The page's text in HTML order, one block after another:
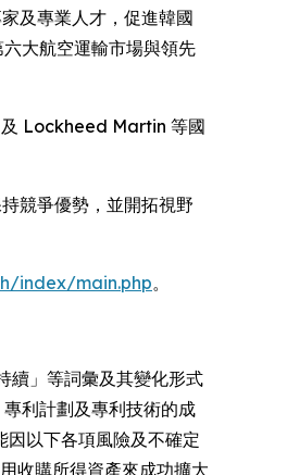
及專業人才，促進韓國
大航空運輸市場與領先
及 Lockheed Martin 等國
競爭優勢，並開拓視野
index/main.php。
續」等詞彙及其變化形式
利計劃及專利技術的成
以下各項風險及不確定
收購所得資產來成功擴大